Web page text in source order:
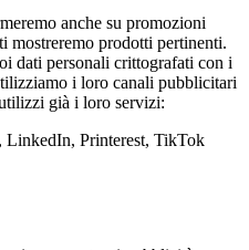
anche su promozioni
mostreremo prodotti pertinenti.
dati personali crittografati con i
i loro canali pubblicitari
già i loro servizi:
Printerest, TikTok